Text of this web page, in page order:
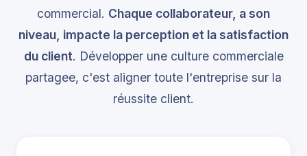
commercial. Chaque collaborateur, a son
niveau, impacte la perception et la satisfaction
du client. Développer une culture commerciale
partagee, c'est aligner toute l'entreprise sur la
réussite client.